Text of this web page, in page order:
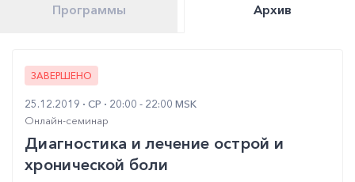
Программы Архив
ЗАВЕРШЕНО
25.12.2019 СР
20:00 - 22:00 MSK
Онлайн-семинар
Диагностика и лечение острой и
хронической боли